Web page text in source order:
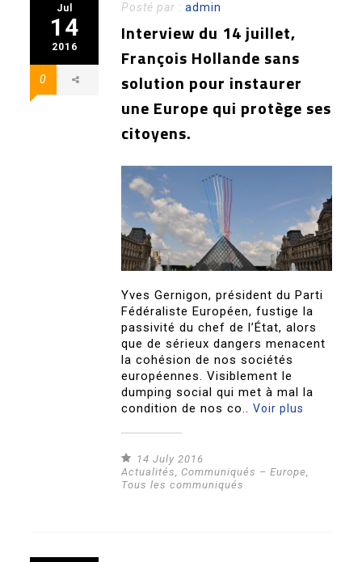
Jul
14
2016
0
Posté par :admin
Interview du 14 juillet,
François Hollande sans
solution pour instaurer
une Europe qui protège ses
citoyens.
Yves Gernigon, président du Parti
Fédéraliste Européen, fustige la
passivité du chef de l’État, alors
que de sérieux dangers menacent
la cohésion de nos sociétés
européennes. Visiblement le
dumping social qui met à mal la
condition de nos co..Voir plus
14 July 2016
Actualités, Communiqués – Europe,
Tous les communiqués